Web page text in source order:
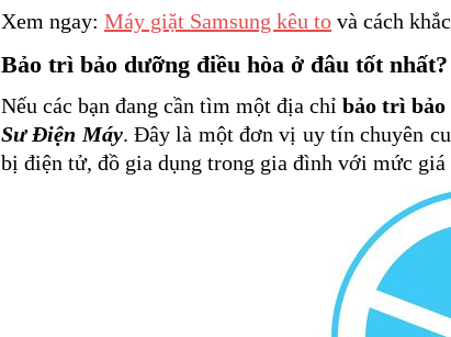
Xem ngay: Máy giặt Samsung kêu to và cách
Bảo trì bảo dưỡng điều hòa ở đâu tốt nhất?
Nếu các bạn đang cần tìm một địa chỉ bảo trì bảo
Sư Điện Máy. Đây là một đơn vị uy tín chuyên
bị điện tử, đồ gia dụng trong gia đình với mức